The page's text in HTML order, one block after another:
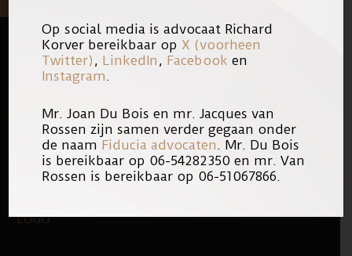
FOOTER
QUICK LINKS
KANTOOR
ONS TEAM
WERKEN BIJ
LOGO
Op social media is advocaat Richard
Korver bereikbaar op X (voorheen
Twitter) , LinkedIn , Facebook en
Instagram .
Mr. Joan Du Bois en mr. Jacques van
Rossen zijn samen verder gegaan onder
de naam Fiducia advocaten . Mr. Du Bois
is bereikbaar op 06-54282350 en mr. Van
Rossen is bereikbaar op 06-51067866.